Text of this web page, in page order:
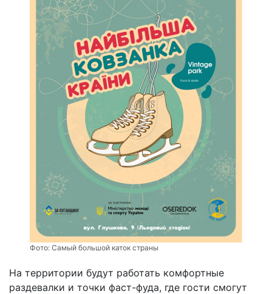
Фото: Самый большой каток страны
На территории будут работать комфортные
раздевалки и точки фаст-фуда, где гости смогут